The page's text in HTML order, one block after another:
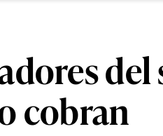
cobran